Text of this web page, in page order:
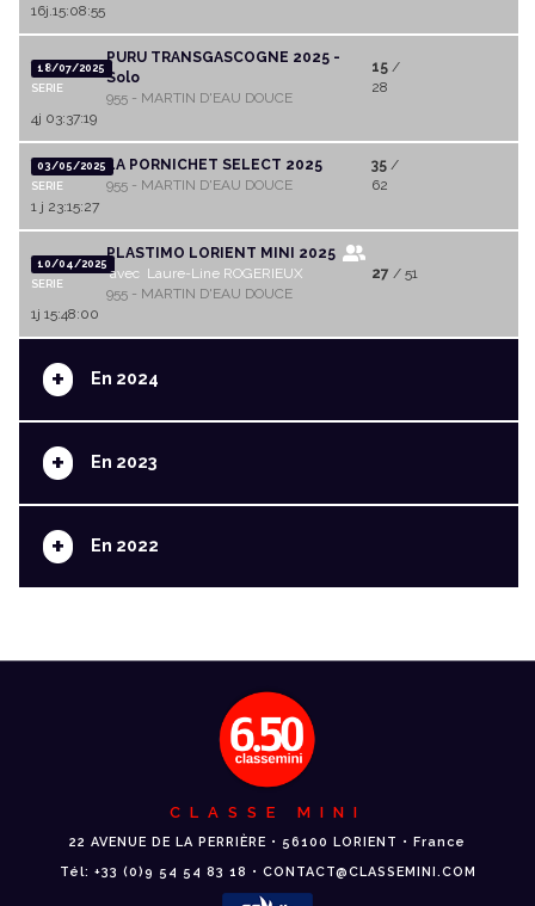
16j.15:08:55
18/07/2025
SERIE
PURU TRANSGASCOGNE 2025 -
Solo
955 - MARTIN D'EAU DOUCE
15/
28
4j 03:37:19
03/05/2025
SERIE
LA PORNICHET SELECT 2025
955 - MARTIN D'EAU DOUCE
35/
62
1 j 23:15:27
10/04/2025
SERIE
PLASTIMO LORIENT MINI 2025
avec Laure-Line ROGERIEUX
955 - MARTIN D'EAU DOUCE
27 / 51
1j 15:48:00
+ En 2024
+ En 2023
+ En 2022
CLASSE MINI
22 AVENUE DE LA PERRIÈRE • 56100 LORIENT • France
Tél: +33 (0)9 54 54 83 18 • CONTACT@CLASSEMINI.COM